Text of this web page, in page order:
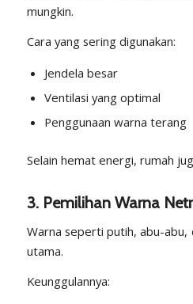
mungkin.
Cara yang sering digunakan:
Jendela besar
Ventilasi yang optimal
Penggunaan warna terang
Selain hemat energi, rumah
3. Pemilihan Warna
Warna seperti putih, abu-abu,
utama.
Keunggulannya: